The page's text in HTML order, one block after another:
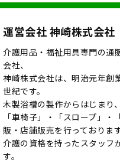
運営会社 神崎株式会社
介護用品・福祉用具専門の通
会社、
神崎株式会社は、明治元年創
世紀です。
木製浴槽の製作からはじまり
「車椅子」・「スロープ」
販・店舗販売を行っております
介護の資格を持ったスタッフ
す。